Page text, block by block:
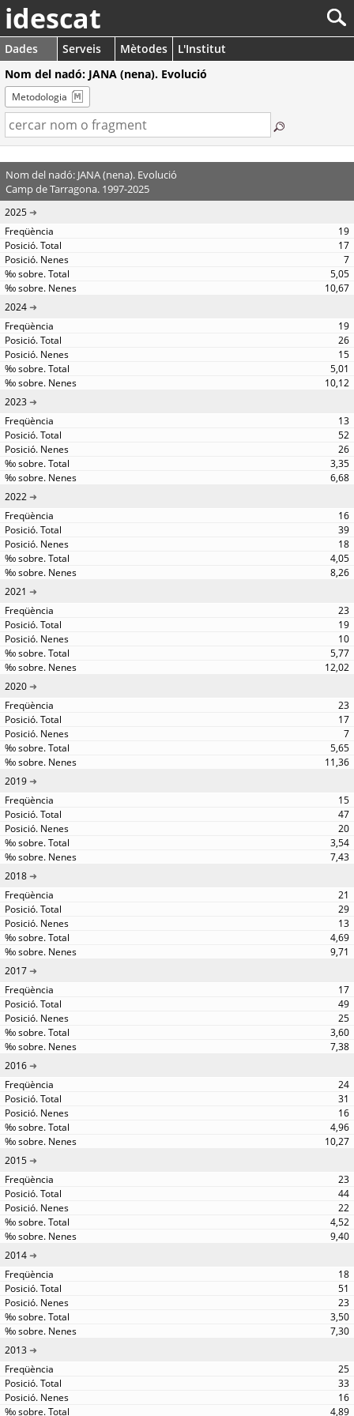
idescat
Dades Serveis Mètodes
L'Institut
Nom del nadó: JANA (nena). Evolució
Metodologia
Nom del nadó: JANA (nena). Evolució
Camp de Tarragona. 1997-2025
2025
19
17
7
5,05
10,67
2024
19
26
15
5,01
10,12
2023
13
52
26
3,35
6,68
2022
16
39
18
4,05
8,26
2021
23
19
10
5,77
12,02
2020
23
17
7
5,65
11,36
2019
15
47
20
3,54
7,43
2018
21
29
13
4,69
9,71
2017
17
49
25
3,60
7,38
2016
24
31
16
4,96
10,27
2015
23
44
22
4,52
9,40
2014
18
51
23
3,50
7,30
2013
25
33
16
4,89